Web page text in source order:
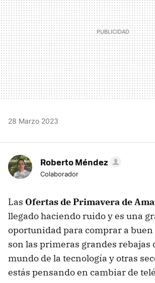
28 Marzo 2023
Roberto Méndez
Colaborador
Las Ofertas de Primavera de
llegado haciendo ruido y es una
oportunidad para comprar a buen
son las primeras grandes rebajas
mundo de la tecnología y otras
estás pensando en cambiar de